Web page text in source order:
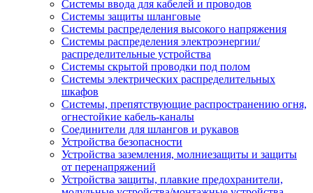
Системы ввода для кабелей и проводов
Системы защиты шланговые
Системы распределения высокого напряжения
Системы распределения электроэнергии/
распределительные устройства
Системы скрытой проводки под полом
Системы электрических распределительных
шкафов
Системы, препятствующие распространению огня,
огнестойкие кабель-каналы
Соединители для шлангов и рукавов
Устройства безопасности
Устройства заземления, молниезащиты и защиты
от перенапряжений
Устройства защиты, плавкие предохранители,